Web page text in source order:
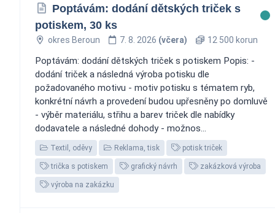
Poptávám: dodání dětských triček s
potiskem, 30 ks
okres Beroun 7. 8. 2026 (včera) 12 500 korun
Poptávám: dodání dětských triček s potiskem Popis: -
dodání triček a následná výroba potisku dle
požadovaného motivu - motiv potisku s tématem ryb,
konkrétní návrh a provedení budou upřesněny po domluvě
- výběr materiálu, střihu a barev triček dle nabídky
dodavatele a následné dohody - možnos...
Textil, oděvy Reklama, tisk potisk triček
trička s potiskem grafický návrh zakázková výroba
výroba na zakázku